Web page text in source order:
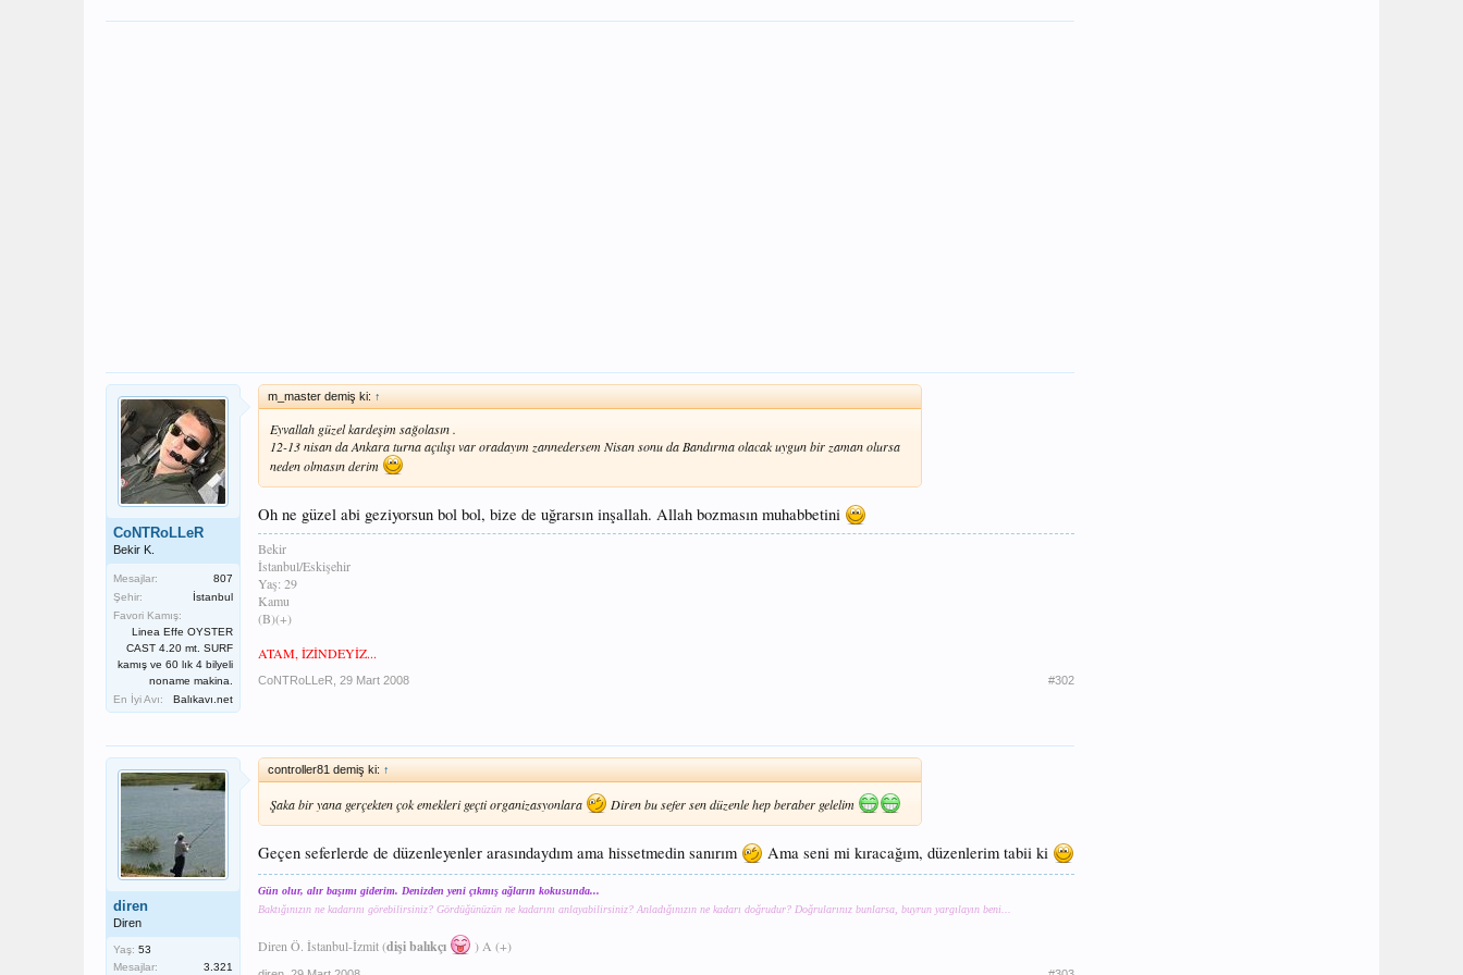
CoNTRoLLeR
Bekir K.
Mesajlar:
807
Şehir:
İstanbul
Favori Kamış:
Linea Effe OYSTER
CAST 4.20 mt. SURF
kamış ve 60 lık 4 bilyeli
noname makina.
En İyi Avı:
Balıkavı.net
m_master demiş ki: ↑
Eyvallah güzel kardeşim sağolasın .
12-13 nisan da Ankara turna açılışı var oradayım zannedersem Nisan sonu da Bandırma olacak uygun bir zaman olursa
neden olmasın derim
Oh ne güzel abi geziyorsun bol bol, bize de uğrarsın inşallah. Allah bozmasın muhabbetini
Bekir
İstanbul/Eskişehir
Yaş: 29
Kamu
(B)(+)
ATAM, İZİNDEYİZ...
CoNTRoLLeR 29 Mart 2008 #302
diren
Diren
Yaş: 53
Mesajlar:
3.321
controller81 demiş ki: ↑
Şaka bir yana gerçekten çok emekleri geçti organizasyonlara Diren bu sefer sen düzenle hep beraber gelelim
Geçen seferlerde de düzenleyenler arasındaydım ama hissetmedin sanırım Ama seni mi kıracağım, düzenlerim tabii ki
Gün olur, alır başımı giderim. Denizden yeni çıkmış ağların kokusunda...
Baktığınızın ne kadarını görebilirsiniz? Gördüğünüzün ne kadarını anlayabilirsiniz? Anladığınızın ne kadarı doğrudur? Doğrularınız bunlarsa, buyrun yargılayın beni...
Diren Ö. İstanbul-İzmit (dişi balıkçı ) A (+)